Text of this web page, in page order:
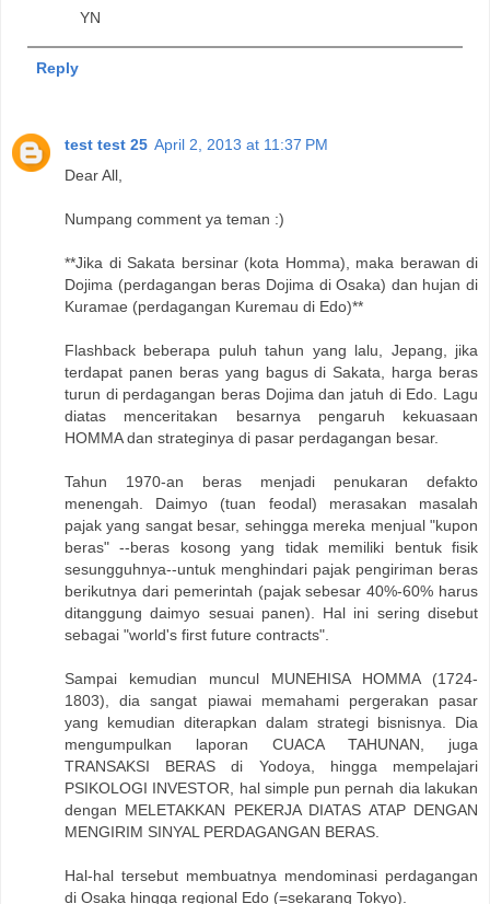
YN
Reply
test test 25 April 2, 2013 at 11:37 PM
Dear All,
Numpang comment ya teman :)
**Jika di Sakata bersinar (kota Homma), maka berawan di
Dojima (perdagangan beras Dojima di Osaka) dan hujan di
Kuramae (perdagangan Kuremau di Edo)**
Flashback beberapa puluh tahun yang lalu, Jepang, jika
terdapat panen beras yang bagus di Sakata, harga beras
turun di perdagangan beras Dojima dan jatuh di Edo. Lagu
diatas menceritakan besarnya pengaruh kekuasaan
HOMMA dan strateginya di pasar perdagangan besar.
Tahun 1970-an beras menjadi penukaran defakto
menengah. Daimyo (tuan feodal) merasakan masalah
pajak yang sangat besar, sehingga mereka menjual "kupon
beras" --beras kosong yang tidak memiliki bentuk fisik
sesungguhnya--untuk menghindari pajak pengiriman beras
berikutnya dari pemerintah (pajak sebesar 40%-60% harus
ditanggung daimyo sesuai panen). Hal ini sering disebut
sebagai "world's first future contracts".
Sampai kemudian muncul MUNEHISA HOMMA (1724-
1803), dia sangat piawai memahami pergerakan pasar
yang kemudian diterapkan dalam strategi bisnisnya. Dia
mengumpulkan laporan CUACA TAHUNAN, juga
TRANSAKSI BERAS di Yodoya, hingga mempelajari
PSIKOLOGI INVESTOR, hal simple pun pernah dia lakukan
dengan MELETAKKAN PEKERJA DIATAS ATAP DENGAN
MENGIRIM SINYAL PERDAGANGAN BERAS.
Hal-hal tersebut membuatnya mendominasi perdagangan
di Osaka hingga regional Edo (=sekarang Tokyo).